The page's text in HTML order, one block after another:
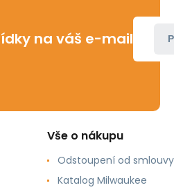
na váš e-mail
Vše o nákupu
Odstoupení od smlouvy
Katalog Milwaukee